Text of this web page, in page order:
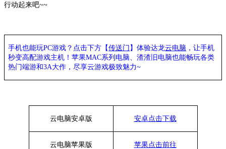
行动起来吧~~
手机也能玩PC游戏？点击下方【传送门 】体验达龙云电脑 ，让手机
秒变高配游戏主机 ！苹果MAC系列电脑、渣渣旧电脑也能畅玩各类
热门端游和3A大作， 尽享云游戏极致魅力~
云电脑安卓版 安卓点击下载
云电脑苹果版 苹果点击前往